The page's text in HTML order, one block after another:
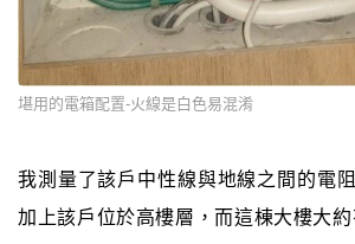
堪用的電箱配置-火線是白色易混淆
我測量了該戶中性線與地線之間的電
加上該戶位於高樓層，而這棟大樓大